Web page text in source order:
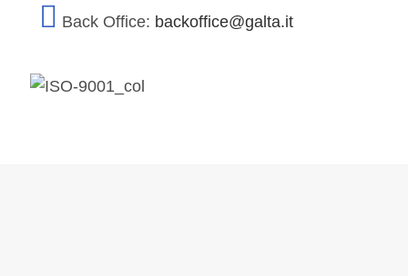
Back Office: backoffice@galta.it